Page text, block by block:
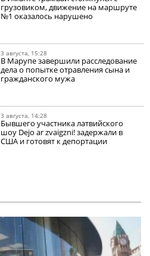
грузовиком, движение на маршруте
№1 оказалось нарушено
3 августа, 15:28
В Марупе завершили расследование
дела о попытке отравления сына и
гражданского мужа
3 августа, 14:28
Бывшего участника латвийского
шоу Dejo ar zvaigzni! задержали в
США и готовят к депортации